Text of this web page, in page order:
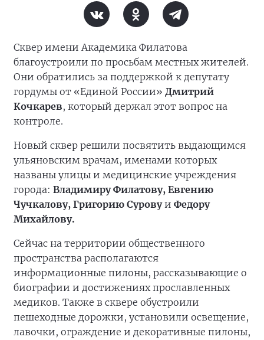
Сквер имени Академика Филатова
благоустроили по просьбам местных жителей.
Они обратились за поддержкой к депутату
гордумы от «Единой России» Дмитрий
Кочкарев, который держал этот вопрос на
контроле.
Новый сквер решили посвятить выдающимся
ульяновским врачам, именами которых
названы улицы и медицинские учреждения
города: Владимиру Филатову, Евгению
Чучкалову, Григорию Суровуи Федору
Михайлову.
Сейчас на территории общественного
пространства располагаются
информационные пилоны, рассказывающие о
биографии и достижениях прославленных
медиков. Также в сквере обустроили
пешеходные дорожки, установили освещение,
лавочки, ограждение и декоративные пилоны,